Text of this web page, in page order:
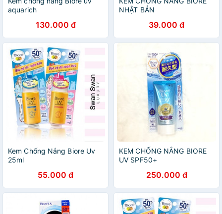
aquarich
130.000 đ
NHẬT BẢN
39.000 đ
Kem Chống Nắng Biore Uv
25ml
55.000 đ
KEM CHỐNG NẮNG BIORE
UV SPF50+
250.000 đ